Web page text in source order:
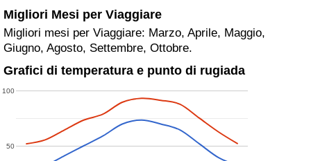
Migliori Mesi per Viaggiare
Migliori mesi per Viaggiare: Marzo, Aprile, Maggio,
Giugno, Agosto, Settembre, Ottobre.
Grafici di temperatura e punto di rugiada
50
100